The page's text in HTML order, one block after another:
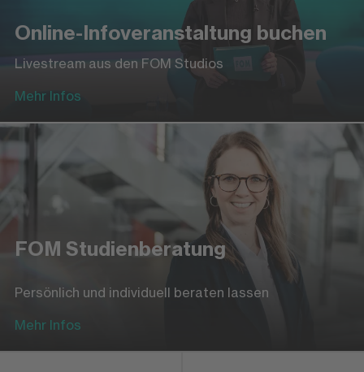
Online-Infoveranstaltung buchen
Livestream aus den FOM Studios
Mehr Infos
FOM Studienberatung
Persönlich und individuell beraten lassen
Mehr Infos